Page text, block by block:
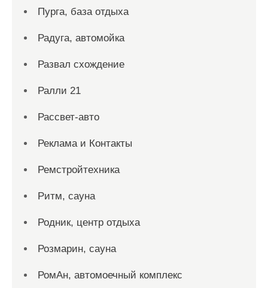
Пурга, база отдыха
Радуга, автомойка
Развал схождение
Ралли 21
Рассвет-авто
Реклама и Контакты
Ремстройтехника
Ритм, сауна
Родник, центр отдыха
Розмарин, сауна
РомАн, автомоечный комплекс